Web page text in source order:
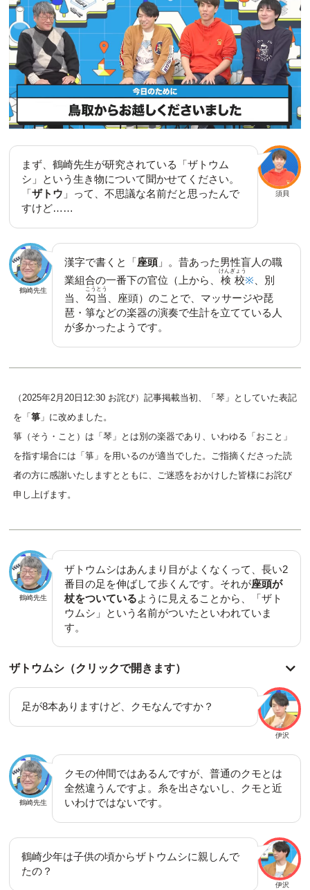
須貝
まず、鶴崎先生が研究されている「ザトウム
シ」という生き物について聞かせてください。
「ザトウ 」って、不思議な名前だと思ったんで
すけど……
鶴崎先生
漢字で書くと「座頭 」。昔あった男性盲人の職
業組合の一番下の官位（上から、 検校
けんぎょう
※ 、別
当、 勾当
こうとう
、座頭）のことで、マッサージや琵
琶・箏などの楽器の演奏で生計を立てている人
が多かったようです。
（2025年2月20日12:30 お詫び）記事掲載当初、「琴」としていた表記
を「 箏」に改めました。
箏（そう・こと）は「琴」とは別の楽器であり、いわゆる「おこと」
を指す場合には「箏」を用いるのが適当でした。ご指摘くださった読
者の方に感謝いたしますとともに、ご迷惑をおかけした皆様にお詫び
申し上げます。
鶴崎先生
ザトウムシはあんまり目がよくなくって、長い2
番目の足を伸ばして歩くんです。それが座頭が
杖をついているように見えることから、「ザト
ウムシ」という名前がついたといわれていま
す。
ザトウムシ（クリックで開きます）
伊沢
足が8本ありますけど、クモなんですか？
鶴崎先生
クモの仲間ではあるんですが、普通のクモとは
全然違うんですよ。糸を出さないし、クモと近
いわけではないです。
伊沢
鶴崎少年は子供の頃からザトウムシに親しんで
たの？